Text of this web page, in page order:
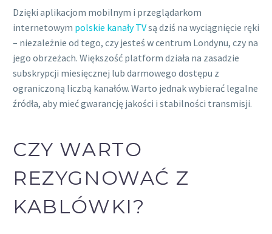
Dzięki aplikacjom mobilnym i przeglądarkom
internetowym polskie kanały TVsą dziś na wyciągnięcie ręki
– niezależnie od tego, czy jesteś w centrum Londynu, czy na
jego obrzeżach. Większość platform działa na zasadzie
subskrypcji miesięcznej lub darmowego dostępu z
ograniczoną liczbą kanałów. Warto jednak wybierać legalne
źródła, aby mieć gwarancję jakości i stabilności transmisji.
CZY WARTO
REZYGNOWAĆ Z
KABLÓWKI?